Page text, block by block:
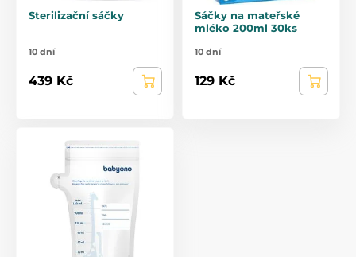
Sterilizační sáčky
10 dní
439 Kč
Sáčky na mateřské
mléko 200ml 30ks
10 dní
129 Kč